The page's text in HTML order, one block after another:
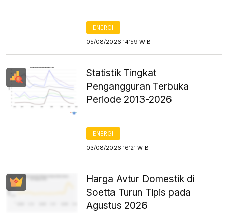
ENERGI
05/08/2026 14:59 WIB
Statistik Tingkat
Pengangguran Terbuka
Periode 2013-2026
ENERGI
03/08/2026 16:21 WIB
Harga Avtur Domestik di
Soetta Turun Tipis pada
Agustus 2026